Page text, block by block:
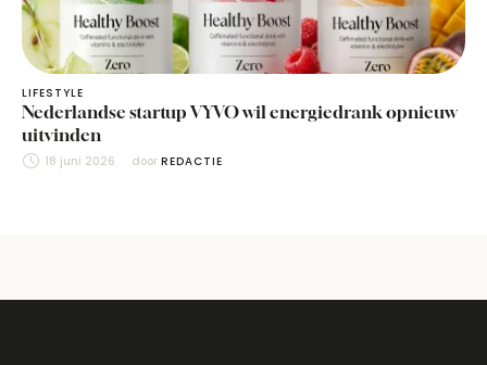
LIFESTYLE
Nederlandse startup VYVO wil energiedrank opnieuw
uitvinden
18 juni 2026 door REDACTIE